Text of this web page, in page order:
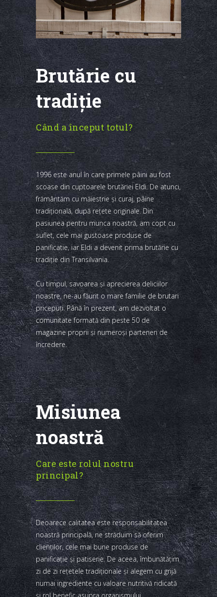
Brutărie cu
tradiţie
Când a început totul?
1996 este anul în care primele pâini au fost
scoase din cuptoarele brutăriei Eldi. De atunci,
frământăm cu măiestrie şi curaj, pâine
tradiţională, după reţete originale. Din
pasiunea pentru munca noastră, am copt cu
suflet, cele mai gustoase produse de
panificatie, iar Eldi a devenit prima brutărie cu
tradiţie din Transilvania.
Cu timpul, savoarea şi aprecierea deliciilor
noastre, ne-au făurit o mare familie de brutari
pricepuţi. Până în prezent, am dezvoltat o
comunitate formată din peste 50 de
magazine proprii şi numeroşi parteneri de
încredere.
Misiunea
noastră
Care este rolul nostru
principal?
Deoarece calitatea este responsabilitatea
noastră principală, ne străduim să oferim
clienţilor, cele mai bune produse de
panificaţie şi patiserie. De aceea, îmbunătăţim
zi de zi reţetele tradiţionale şi alegem cu grijă
numai ingrediente cu valoare nutritivă ridicată